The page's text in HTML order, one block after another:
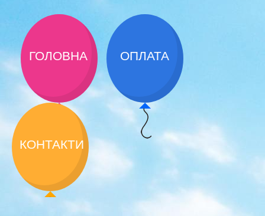
ГОЛОВНА ОПЛАТА
КОНТАКТИ